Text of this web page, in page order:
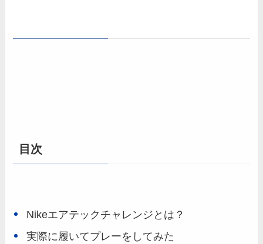
目次
Nikeエアテックチャレンジとは？
実際に履いてプレーをしてみた